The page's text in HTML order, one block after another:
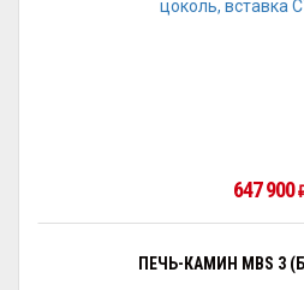
647 900
ПЕЧЬ-КАМИН MBS 3